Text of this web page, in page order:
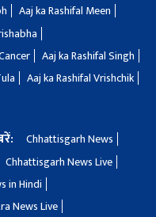
Aaj ka Rashifal Meen
Aaj ka Rashifal Singh
Aaj ka Rashifal Vrishchik
Chhattisgarh News
Chhattisgarh News Live
in Hindi
News Live